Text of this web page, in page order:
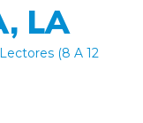
LA
(8 A 12